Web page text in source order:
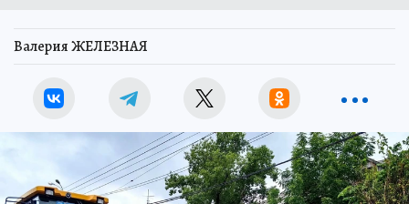
Валерия ЖЕЛЕЗНАЯ